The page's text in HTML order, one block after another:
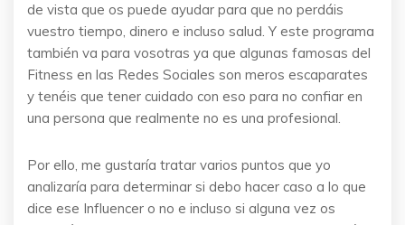
de vista que os puede ayudar para que no perdáis
vuestro tiempo, dinero e incluso salud. Y este programa
también va para vosotras ya que algunas famosas del
Fitness en las Redes Sociales son meros escaparates
y tenéis que tener cuidado con eso para no confiar en
una persona que realmente no es una profesional.
Por ello, me gustaría tratar varios puntos que yo
analizaría para determinar si debo hacer caso a lo que
dice ese Influencer o no e incluso si alguna vez os